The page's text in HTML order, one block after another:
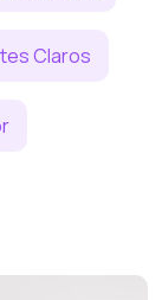
Claros